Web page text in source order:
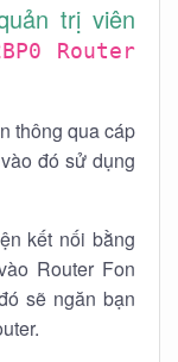
trị viên
Router
thông qua cáp
đó sử dụng
kết nối bằng
Router Fon
sẽ ngăn bạn